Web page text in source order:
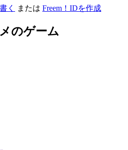
く または Freem！IDを作成
のゲーム